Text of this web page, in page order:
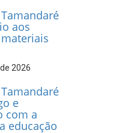
de placas à
Taxistas Rota